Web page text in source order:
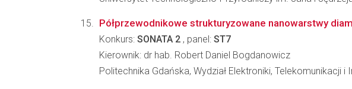
Półprzewodnikowe strukturyzowane nanowarstwy
Konkurs: SONATA 2 , panel: ST7
Kierownik: dr hab. Robert Daniel Bogdanowicz
Politechnika Gdańska, Wydział Elektroniki, Telekomunikacji i